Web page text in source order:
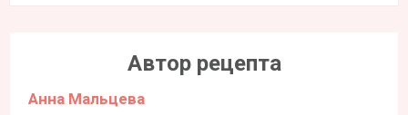
Автор рецепта
Анна Мальцева